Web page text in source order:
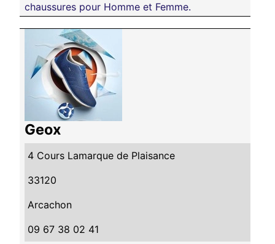
chaussures pour Homme et Femme.
Geox
4 Cours Lamarque de Plaisance
33120
Arcachon
09 67 38 02 41